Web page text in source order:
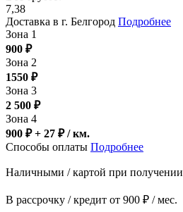
7,38
Доставка в г. Белгород Подробнее
Зона 1
900 ₽
Зона 2
1550 ₽
Зона 3
2 500 ₽
Зона 4
900 ₽ + 27 ₽/ км.
Способы оплаты Подробнее
Наличными / картой при получении
В рассрочку / кредит от 900 ₽ / мес.